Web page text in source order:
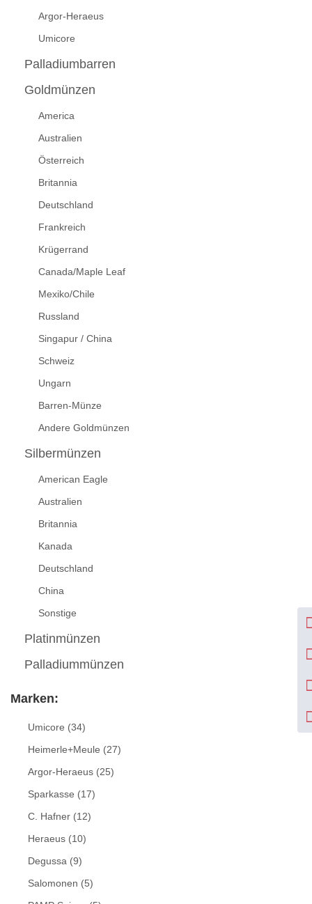
Argor-Heraeus
Umicore
Palladiumbarren
Goldmünzen
America
Australien
Österreich
Britannia
Deutschland
Frankreich
Krügerrand
Canada/Maple Leaf
Mexiko/Chile
Russland
Singapur / China
Schweiz
Ungarn
Barren-Münze
Andere Goldmünzen
Silbermünzen
American Eagle
Australien
Britannia
Kanada
Deutschland
China
Sonstige
Platinmünzen
Palladiummünzen
Marken:
Umicore (34)
Heimerle+Meule (27)
Argor-Heraeus (25)
Sparkasse (17)
C. Hafner (12)
Heraeus (10)
Degussa (9)
Salomonen (5)